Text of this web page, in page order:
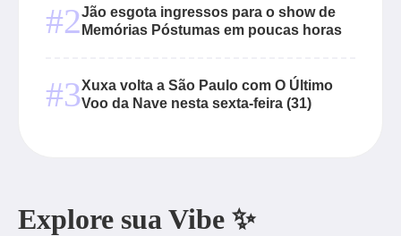
#2Jão esgota ingressos para o show de
Memórias Póstumas em poucas horas
#3Xuxa volta a São Paulo com O Último
Voo da Nave nesta sexta-feira (31)
Explore sua Vibe ✨